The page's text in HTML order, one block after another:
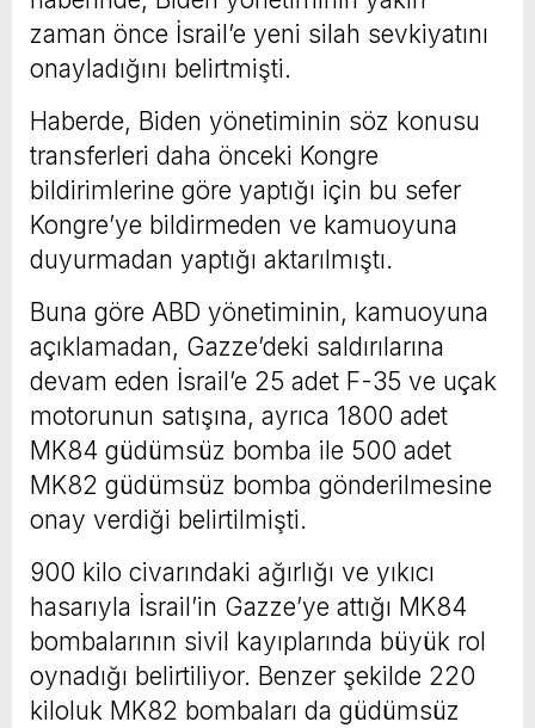
zaman önce İsrail’e yeni silah sevkiyatını
onayladığını belirtmişti.
Haberde, Biden yönetiminin söz konusu
transferleri daha önceki Kongre
bildirimlerine göre yaptığı için bu sefer
Kongre’ye bildirmeden ve kamuoyuna
duyurmadan yaptığı aktarılmıştı.
Buna göre ABD yönetiminin, kamuoyuna
açıklamadan, Gazze’deki saldırılarına
devam eden İsrail’e 25 adet F-35 ve uçak
motorunun satışına, ayrıca 1800 adet
MK84 güdümsüz bomba ile 500 adet
MK82 güdümsüz bomba gönderilmesine
onay verdiği belirtilmişti.
900 kilo civarındaki ağırlığı ve yıkıcı
hasarıyla İsrail’in Gazze’ye attığı MK84
bombalarının sivil kayıplarında büyük rol
oynadığı belirtiliyor. Benzer şekilde 220
kiloluk MK82 bombaları da güdümsüz